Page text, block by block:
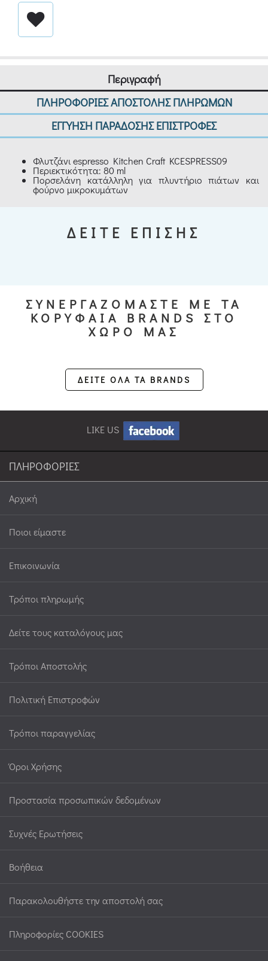
Περιγραφή
ΠΛΗΡΟΦΟΡΙΕΣ ΑΠΟΣΤΟΛΗΣ ΠΛΗΡΩΜΩΝ
ΕΓΓΥΗΣΗ ΠΑΡΑΔΟΣΗΣ ΕΠΙΣΤΡΟΦΕΣ
Φλυτζάνι espresso Kitchen Craft KCESPRESS09
Περιεκτικότητα: 80 ml
Πορσελάνη κατάλληλη για πλυντήριο πιάτων και
φούρνο μικροκυμάτων
ΔΕΙΤΕ ΕΠΙΣΗΣ
ΣΥΝΕΡΓΑΖΟΜΑΣΤΕ ΜΕ ΤΑ
ΚΟΡΥΦΑΙΑ BRANDS ΣΤΟ
ΧΩΡΟ ΜΑΣ
ΔΕΙΤΕ ΟΛΑ ΤΑ BRANDS
LIKE US
ΠΛΗΡΟΦΟΡΙΕΣ
Αρχική
Ποιοι είμαστε
Επικοινωνία
Τρόποι πληρωμής
Δείτε τους καταλόγους μας
Τρόποι Αποστολής
Πολιτική Επιστροφών
Τρόποι παραγγελίας
Όροι Χρήσης
Προστασία προσωπικών δεδομένων
Συχνές Ερωτήσεις
Βοήθεια
Παρακολουθήστε την αποστολή σας
Πληροφορίες COOKIES